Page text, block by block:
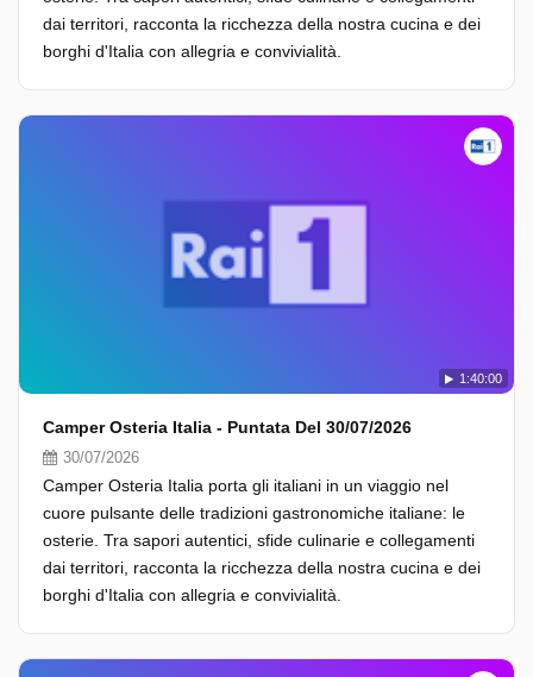
dai territori, racconta la ricchezza della nostra cucina e dei
borghi d'Italia con allegria e convivialità.
1:40:00
Camper Osteria Italia - Puntata Del 30/07/2026
30/07/2026
Camper Osteria Italia porta gli italiani in un viaggio nel
cuore pulsante delle tradizioni gastronomiche italiane: le
osterie. Tra sapori autentici, sfide culinarie e collegamenti
dai territori, racconta la ricchezza della nostra cucina e dei
borghi d'Italia con allegria e convivialità.